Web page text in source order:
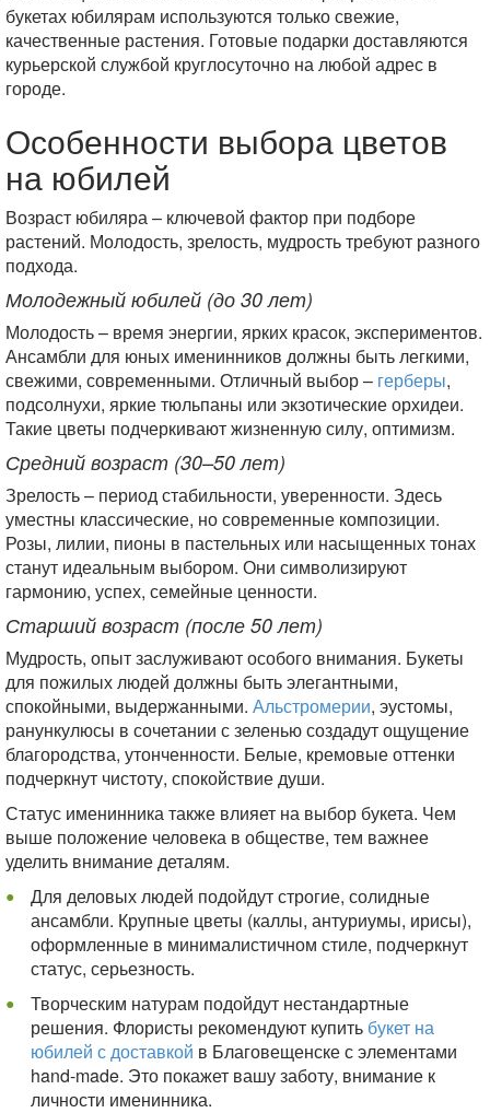
букетах юбилярам используются только свежие,
качественные растения. Готовые подарки доставляются
курьерской службой круглосуточно на любой адрес в
городе.
Особенности выбора цветов
на юбилей
Возраст юбиляра – ключевой фактор при подборе
растений. Молодость, зрелость, мудрость требуют разного
подхода.
Молодежный юбилей (до 30 лет)
Молодость – время энергии, ярких красок, экспериментов.
Ансамбли для юных именинников должны быть легкими,
свежими, современными. Отличный выбор – герберы,
подсолнухи, яркие тюльпаны или экзотические орхидеи.
Такие цветы подчеркивают жизненную силу, оптимизм.
Средний возраст (30–50 лет)
Зрелость – период стабильности, уверенности. Здесь
уместны классические, но современные композиции.
Розы, лилии, пионы в пастельных или насыщенных тонах
станут идеальным выбором. Они символизируют
гармонию, успех, семейные ценности.
Старший возраст (после 50 лет)
Мудрость, опыт заслуживают особого внимания. Букеты
для пожилых людей должны быть элегантными,
спокойными, выдержанными. Альстромерии, эустомы,
ранункулюсы в сочетании с зеленью создадут ощущение
благородства, утонченности. Белые, кремовые оттенки
подчеркнут чистоту, спокойствие души.
Статус именинника также влияет на выбор букета. Чем
выше положение человека в обществе, тем важнее
уделить внимание деталям.
Для деловых людей подойдут строгие, солидные
ансамбли. Крупные цветы (каллы, антуриумы, ирисы),
оформленные в минималистичном стиле, подчеркнут
статус, серьезность.
Творческим натурам подойдут нестандартные
решения. Флористы рекомендуют купить букет на
юбилей с доставкой в Благовещенске с элементами
hand-made. Это покажет вашу заботу, внимание к
личности именинника.